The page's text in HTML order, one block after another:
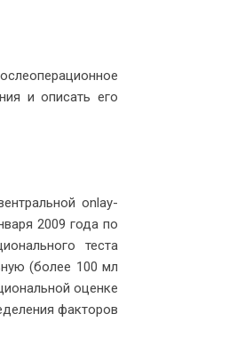
и описать его
onlay-
2009 года по
теста
(более 100 мл
оценке
факторов